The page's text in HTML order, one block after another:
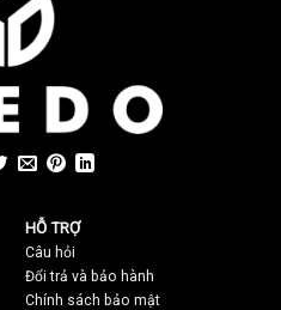
HỖ TRỢ
Câu hỏi
Đổi trả và bảo hành
Chính sách bảo mật